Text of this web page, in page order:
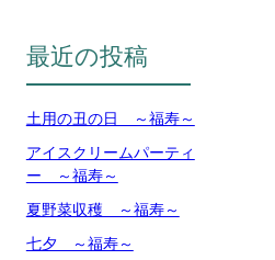
最近の投稿
土用の丑の日 ～福寿～
アイスクリームパーティ
ー ～福寿～
夏野菜収穫 ～福寿～
七夕 ～福寿～